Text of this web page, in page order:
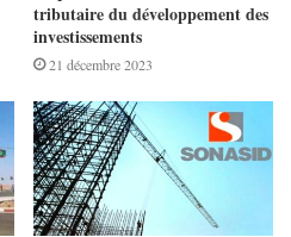
tributaire du développement des
investissements
21 décembre 2023